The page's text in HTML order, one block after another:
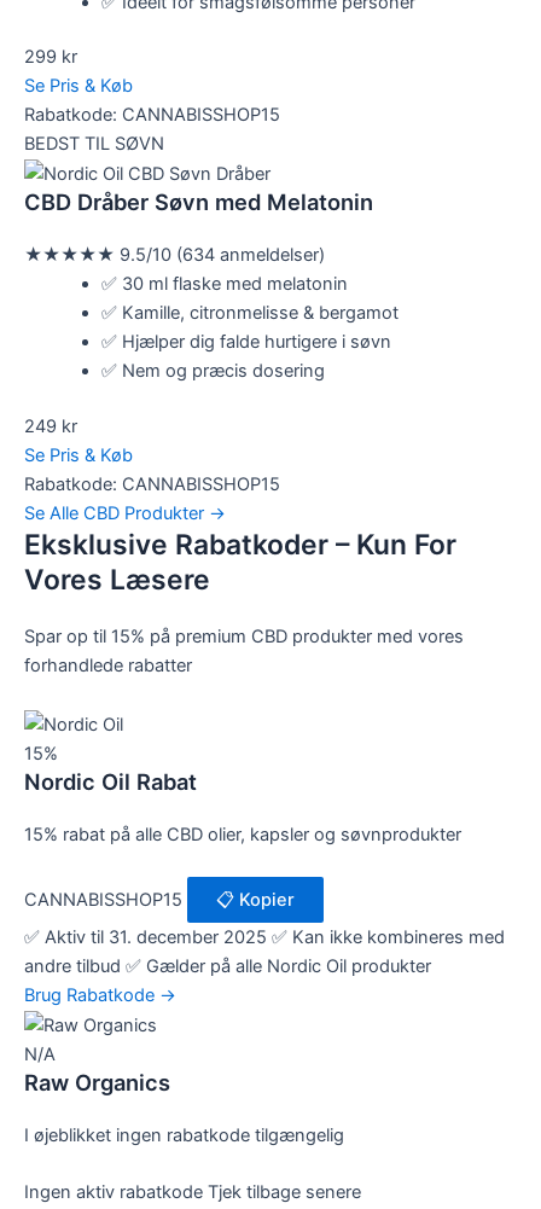
299 kr
Se Pris & Køb
Rabatkode: CANNABISSHOP15
BEDST TIL SØVN
CBD Dråber Søvn med Melatonin
★★★★★ 9.5/10 (634 anmeldelser)
✅ 30 ml flaske med melatonin
✅ Kamille, citronmelisse & bergamot
✅ Hjælper dig falde hurtigere i søvn
✅ Nem og præcis dosering
249 kr
Se Pris & Køb
Rabatkode: CANNABISSHOP15
Se Alle CBD Produkter →
Eksklusive Rabatkoder – Kun For
Vores Læsere
Spar op til 15% på premium CBD produkter med vores
forhandlede rabatter
15%
Nordic Oil Rabat
15% rabat på alle CBD olier, kapsler og søvnprodukter
CANNABISSHOP15
📋 Kopier
✅ Aktiv til 31. december 2025 ✅ Kan ikke kombineres med
andre tilbud ✅ Gælder på alle Nordic Oil produkter
Brug Rabatkode →
N/A
Raw Organics
I øjeblikket ingen rabatkode tilgængelig
Ingen aktiv rabatkode Tjek tilbage senere